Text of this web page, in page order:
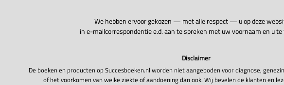
We hebben ervoor gekozen — met alle respect — u op deze
in e-mailcorrespondentie e.d. aan te spreken met uw voornaam en u
Disclaimer
De boeken en producten op Succesboeken.nl worden niet aangeboden voor diagnose,
of het voorkomen van welke ziekte of aandoening dan ook. Wij bevelen de klanten en